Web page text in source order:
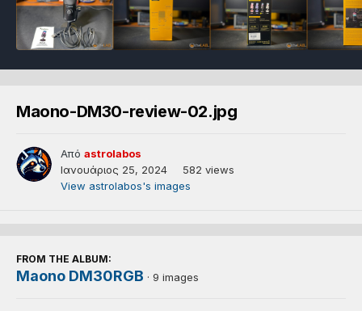
Maono-DM30-review-02.jpg
Από astrolabos
Ιανουάριος 25, 2024
582 views
View astrolabos's images
FROM THE ALBUM:
Maono DM30RGB · 9 images